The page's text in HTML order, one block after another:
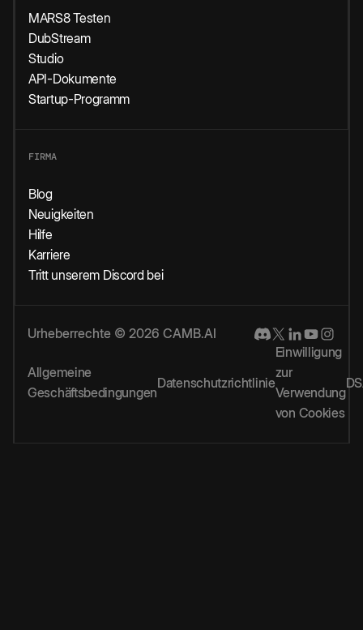
MARS8 Testen
DubStream
Studio
API-Dokumente
Startup-Programm
FIRMA
Blog
Neuigkeiten
Hilfe
Karriere
Tritt unserem Discord bei
Urheberrechte © 2026 CAMB.AI
Allgemeine
Geschäftsbedingungen
Datenschutzrichtlinie
Einwilligung
zur
Verwendung
von Cookies